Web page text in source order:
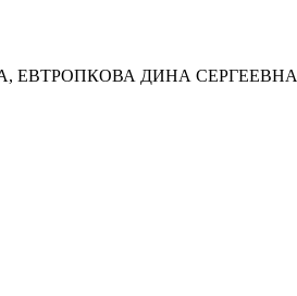
ЕВТРОПКОВА ДИНА СЕРГЕЕВНА